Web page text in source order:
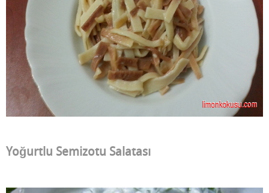
Yoğurtlu Semizotu Salatası